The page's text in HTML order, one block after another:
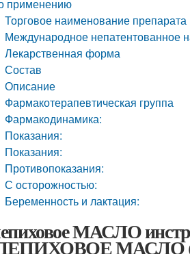
применению
Торговое наименование препарата
Международное непатентованное
Лекарственная форма
Состав
Описание
Фармакотерапевтическая группа
Фармакодинамика:
Показания:
Показания:
Противопоказания:
С осторожностью:
Беременность и лактация:
МАСЛО
МАСЛО